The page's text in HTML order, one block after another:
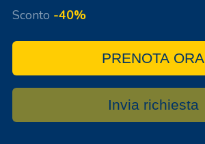
Sconto -40%
PRENOTA ORA
Invia richiesta